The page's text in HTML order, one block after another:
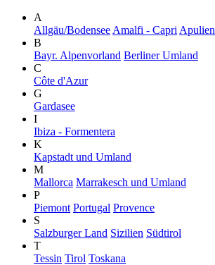
A
Allgäu/Bodensee Amalfi - Capri Apulien
B
Bayr. Alpenvorland Berliner Umland
C
Côte d'Azur
G
Gardasee
I
Ibiza - Formentera
K
Kapstadt und Umland
M
Mallorca Marrakesch und Umland
P
Piemont Portugal Provence
S
Salzburger Land Sizilien Südtirol
T
Tessin Tirol Toskana